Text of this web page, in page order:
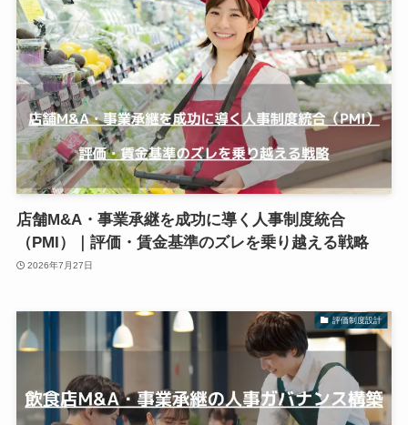
店舗M&A・事業承継を成功に導く人事制度統合
（PMI）｜評価・賃金基準のズレを乗り越える戦略
2026年7月27日
評価制度設計